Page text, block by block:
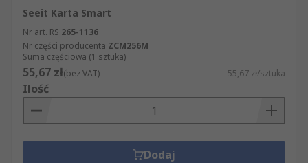
Seeit Karta Smart
Nr art. RS 265-1136
Nr części producenta ZCM256M
Suma częściowa (1 sztuka)
55,67 zł(bez VAT) 55,67 zł/sztuka
Ilość
Dodaj